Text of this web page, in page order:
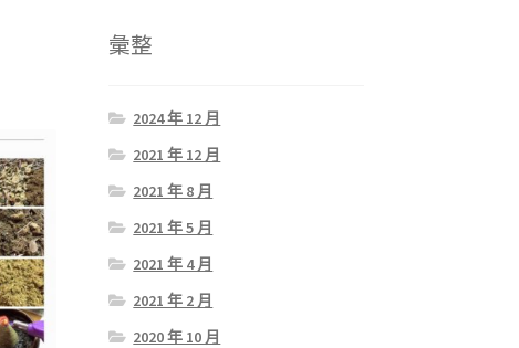
彙整
2024 年 12 月
2021 年 12 月
2021 年 8 月
2021 年 5 月
2021 年 4 月
2021 年 2 月
2020 年 10 月